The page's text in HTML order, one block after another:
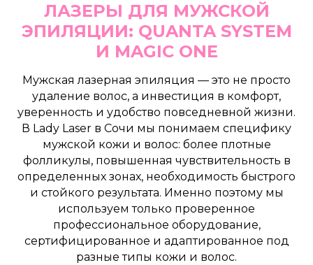
ЛАЗЕРЫ ДЛЯ МУЖСКОЙ
ЭПИЛЯЦИИ: QUANTA SYSTEM
И MAGIC ONE
Мужская лазерная эпиляция — это не просто
удаление волос, а инвестиция в комфорт,
уверенность и удобство повседневной жизни.
В Lady Laser в Сочи мы понимаем специфику
мужской кожи и волос: более плотные
фолликулы, повышенная чувствительность в
определенных зонах, необходимость быстрого
и стойкого результата. Именно поэтому мы
используем только проверенное
профессиональное оборудование,
сертифицированное и адаптированное под
разные типы кожи и волос.